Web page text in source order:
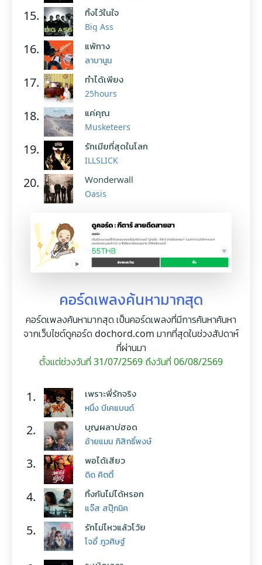
15. ทิ้งไว้ในใจ
Big Ass
16. แพ้ทาง
ลาบานูน
17. ทำได้เพียง
25hours
18. แค่คุณ
Musketeers
19. รักเมียที่สุดในโลก
ILLSLICK
20. Wonderwall
Oasis
คอร์ดเพลงค้นหามากสุด
คอร์ดเพลงค้นหามากสุด เป็นคอร์ดเพลงที่มีการค้นหาค้นหา
จากเว็บไซต์ดูคอร์ด dochord.com มากที่สุดในช่วงสัปดาห์
ที่ผ่านมา
ตั้งแต่ช่วงวันที่ 31/07/2569 ถึงวันที่ 06/08/2569
1. เพราะพี่รักจริง
หนึ่ง บีเคแบนด์
2. บุญผลาบ่ฮอด
อ้ายแมน ภิสิทธิ์พงษ์
3. พอได้เสียว
ดิด คิตตี้
4. ทิ้งกันไม่ได้หรอก
แจ๊ส สปุ๊กนิค
5. รักไม่ไหวแล้วโว้ย
โจอี้ ภูวศิษฐ์